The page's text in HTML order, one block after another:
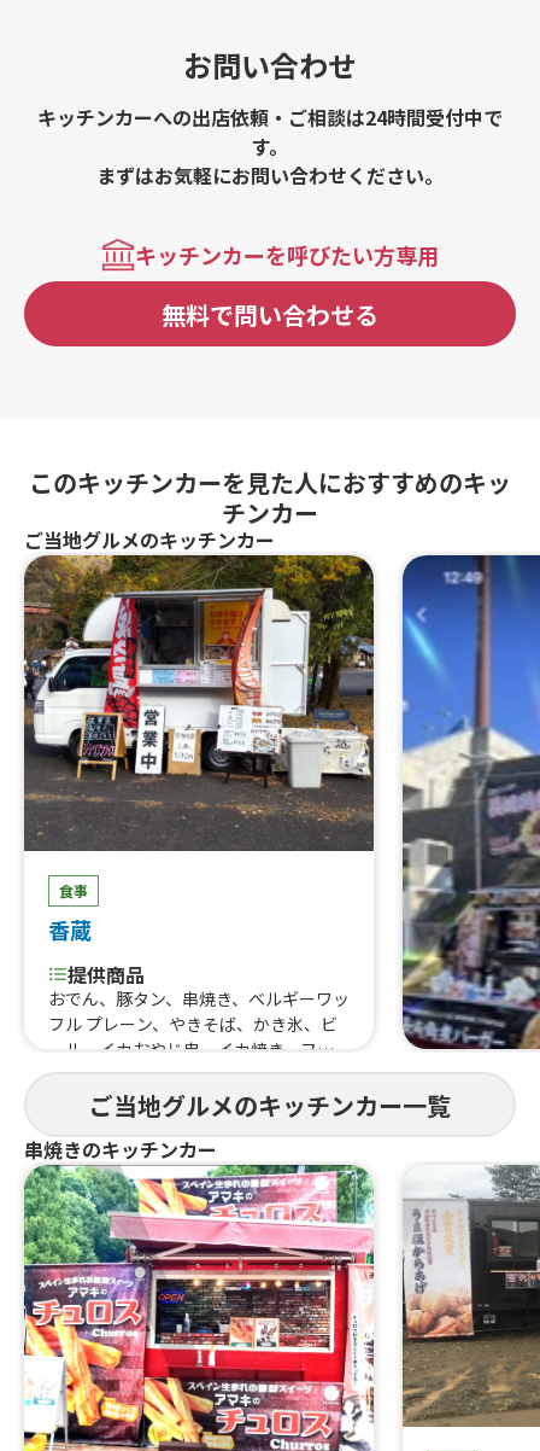
お問い合わせ
キッチンカーへの出店依頼・ご相談は24時間受付中で
す。
まずはお気軽にお問い合わせください。
キッチンカーを呼びたい方専用
無料で問い合わせる
このキッチンカーを見た人におすすめのキッ
チンカー
ご当地グルメのキッチンカー
食事
香蔵
提供商品
おでん、豚タン、串焼き、ベルギーワッ
フル プレーン、やきそば、かき氷、ビ
ール、イカおやじ串、イカ焼き、フラ
ンクフルト、ベルギーワッフル チョコ
食事
eatjoy
ご当地グルメのキッチンカー一覧
串焼きのキッチンカー